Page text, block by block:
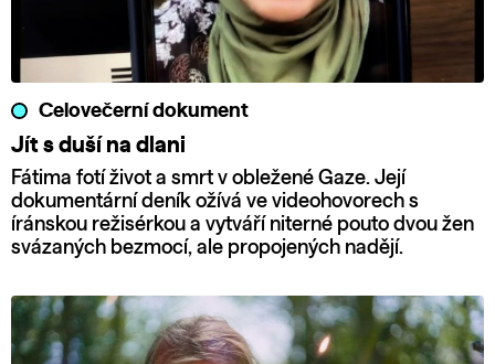
Celovečerní dokument
Jít s duší na dlani
Fátima fotí život a smrt v obležené Gaze. Její
dokumentární deník ožívá ve videohovorech s
íránskou režisérkou a vytváří niterné pouto dvou žen
svázaných bezmocí, ale propojených nadějí.